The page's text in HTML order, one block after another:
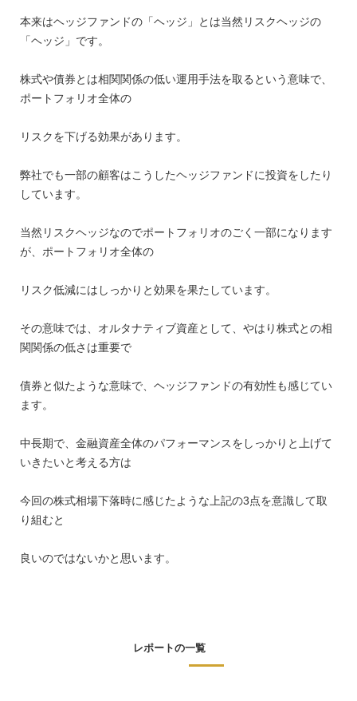
本来はヘッジファンドの「ヘッジ」とは当然リスクヘッジの
「ヘッジ」です。
株式や債券とは相関関係の低い運用手法を取るという意味で、
ポートフォリオ全体の
リスクを下げる効果があります。
弊社でも一部の顧客はこうしたヘッジファンドに投資をしたり
しています。
当然リスクヘッジなのでポートフォリオのごく一部になります
が、ポートフォリオ全体の
リスク低減にはしっかりと効果を果たしています。
その意味では、オルタナティブ資産として、やはり株式との相
関関係の低さは重要で
債券と似たような意味で、ヘッジファンドの有効性も感じてい
ます。
中長期で、金融資産全体のパフォーマンスをしっかりと上げて
いきたいと考える方は
今回の株式相場下落時に感じたような上記の3点を意識して取
り組むと
良いのではないかと思います。
レポートの一覧